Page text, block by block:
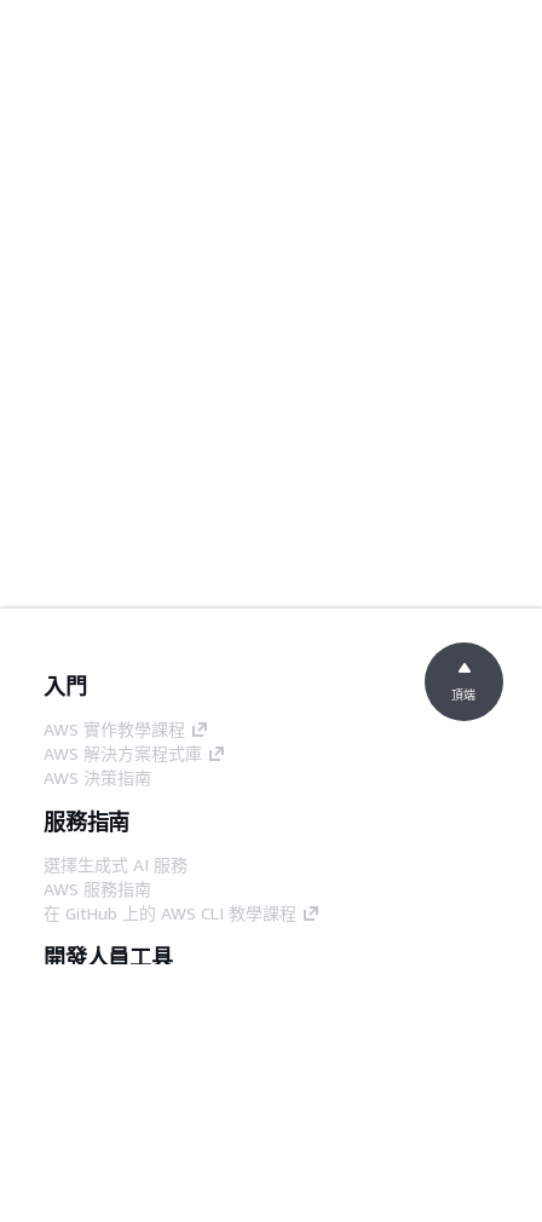
入門
AWS 實作教學課程
AWS 解決方案程式庫
AWS 決策指南
服務指南
選擇生成式 AI 服務
AWS 服務指南
在 GitHub 上的 AWS CLI 教學課程
開發人員工具
頂端